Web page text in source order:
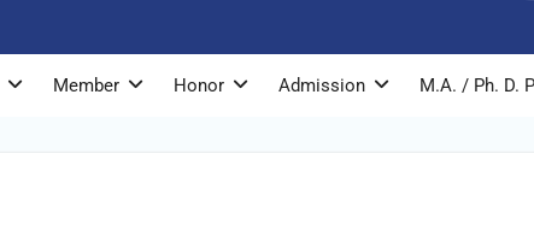
Member Honor Admission M.A. / Ph. D.